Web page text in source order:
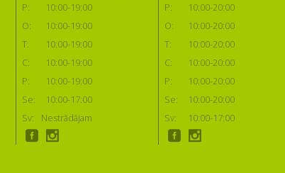
P:
10:00-19:00
O:
10:00-19:00
T:
10:00-19:00
C:
10:00-19:00
P:
10:00-19:00
Se:
10:00-17:00
Sv:
Nestrādājam
P:
10:00-20:00
O:
10:00-20:00
T:
10:00-20:00
C:
10:00-20:00
P:
10:00-20:00
Se:
10:00-20:00
Sv:
10:00-17:00